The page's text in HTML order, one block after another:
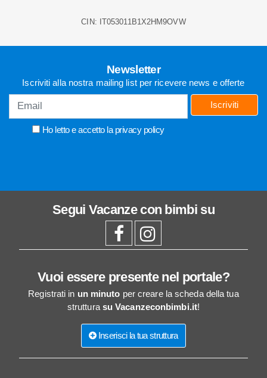
CIN: IT053011B1X2HM9OVW
Newsletter
Iscriviti alla nostra mailing list per ricevere news e offerte
Ho letto e accetto la privacy policy
Iscriviti
Segui Vacanze con bimbi su
Vuoi essere presente nel portale?
Registrati in un minuto per creare la scheda della tua
struttura su Vacanzeconbimbi.it!
Inserisci la tua struttura